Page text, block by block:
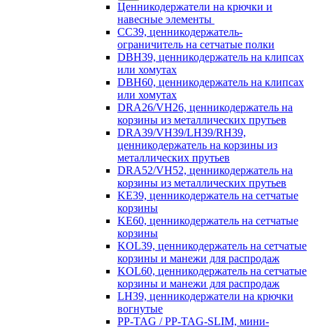
Ценникодержатели на крючки и
навесные элементы
CC39, ценникодержатель-
ограничитель на сетчатые полки
DBH39, ценникодержатель на клипсах
или хомутах
DBH60, ценникодержатель на клипсах
или хомутах
DRA26/VH26, ценникодержатель на
корзины из металлических прутьев
DRA39/VH39/LH39/RH39,
ценникодержатель на корзины из
металлических прутьев
DRA52/VH52, ценникодержатель на
корзины из металлических прутьев
KE39, ценникодержатель на сетчатые
корзины
KE60, ценникодержатель на сетчатые
корзины
KOL39, ценникодержатель на сетчатые
корзины и манежи для распродаж
KOL60, ценникодержатель на сетчатые
корзины и манежи для распродаж
LH39, ценникодержатели на крючки
вогнутые
PP-TAG / PP-TAG-SLIM, мини-